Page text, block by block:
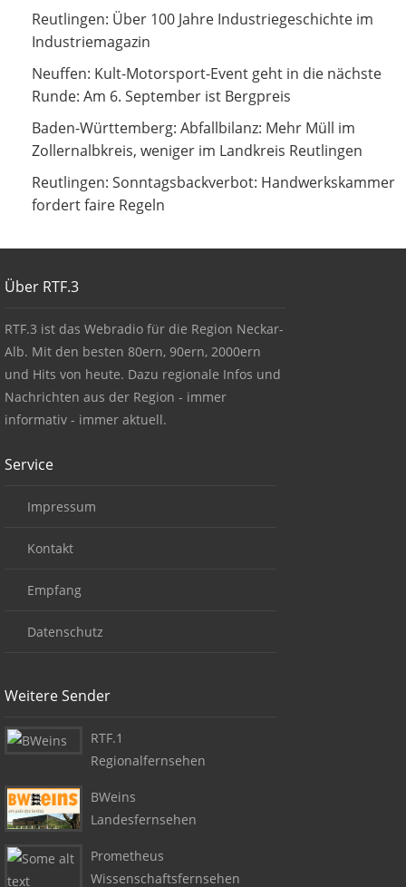
Über 100 Jahre Industriegeschichte im Industriemagazin
Reutlingen: Über 100 Jahre Industriegeschichte im
Industriemagazin
Kult-Motorsport-Event geht in die nächste Runde: Am 6.
September ist Bergpreis
Neuffen: Kult-Motorsport-Event geht in die nächste
Runde: Am 6. September ist Bergpreis
Abfallbilanz: Mehr Müll im Zollernalbkreis, weniger im
Landkreis Reutlingen
Baden-Württemberg: Abfallbilanz: Mehr Müll im
Zollernalbkreis, weniger im Landkreis Reutlingen
Sonntagsbackverbot: Handwerkskammer fordert faire
Regeln
Reutlingen: Sonntagsbackverbot: Handwerkskammer
fordert faire Regeln
About BWeins
Über RTF.3
RTF.3 ist das Webradio für die Region Neckar-
Alb. Mit den besten 80ern, 90ern, 2000ern
und Hits von heute. Dazu regionale Infos und
Nachrichten aus der Region - immer
informativ - immer aktuell.
Service
Impressum
Kontakt
Empfang
Datenschutz
Weitere Sender
RTF.1
Regionalfernsehen
BWeins
Landesfernsehen
Prometheus
Wissenschaftsfernsehen